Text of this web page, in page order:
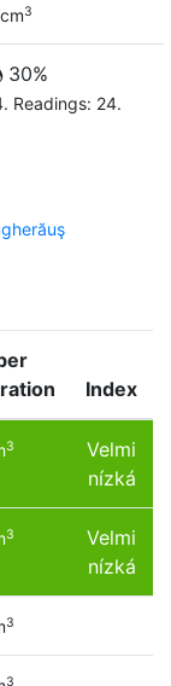
3
30%
Readings: 24.
Index
3
Velmi
nízká
3
Velmi
nízká
3
3